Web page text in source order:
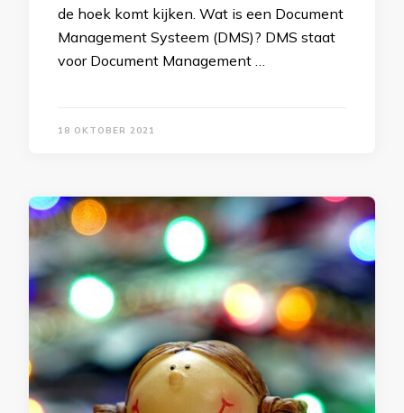
de hoek komt kijken. Wat is een Document
Management Systeem (DMS)? DMS staat
voor Document Management …
18 OKTOBER 2021